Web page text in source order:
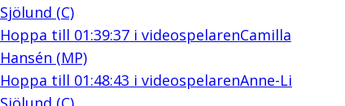
Sjölund (C)
Hoppa till 01:39:37i videospelarenCamilla
Hansén (MP)
Hoppa till 01:48:43 i videospelarenAnne-Li